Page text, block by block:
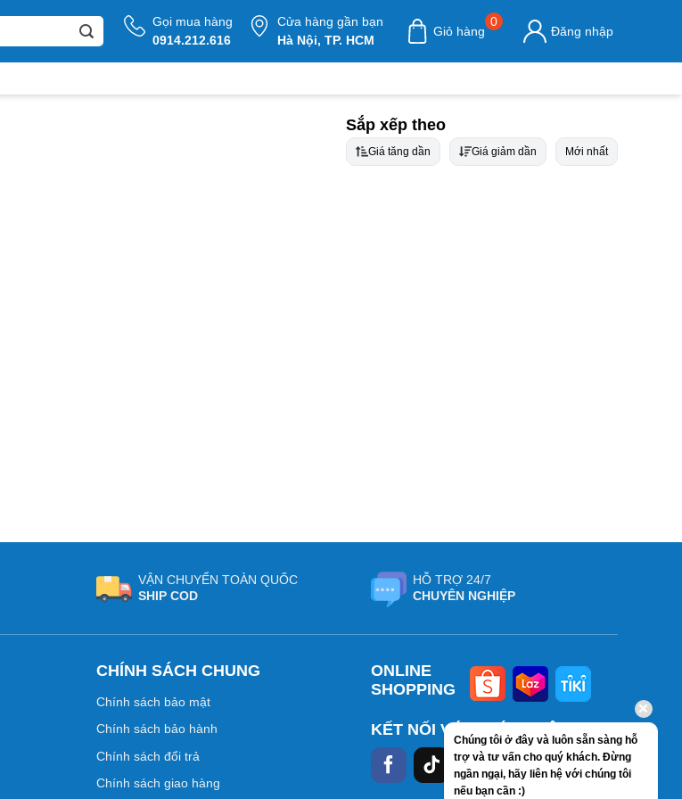
Gọi mua hàng
0914.212.616
Cửa hàng gần bạn
Hà Nội, TP. HCM
Giỏ hàng
0
Đăng nhập
Sắp xếp theo
Giá tăng dần Giá giảm dần Mới nhất
VẬN CHUYỂN TOÀN QUỐC
SHIP COD
HỖ TRỢ 24/7
CHUYÊN NGHIỆP
CHÍNH SÁCH CHUNG
Chính sách bảo mật
Chính sách bảo hành
Chính sách đổi trả
Chính sách giao hàng
ONLINE
SHOPPING
KẾT NỐI VỚI CHÚNG TÔI
Chúng tôi ở đây và luôn sẵn sàng hỗ
trợ và tư vấn cho quý khách. Đừng
ngần ngại, hãy liên hệ với chúng tôi
nếu bạn cần :)